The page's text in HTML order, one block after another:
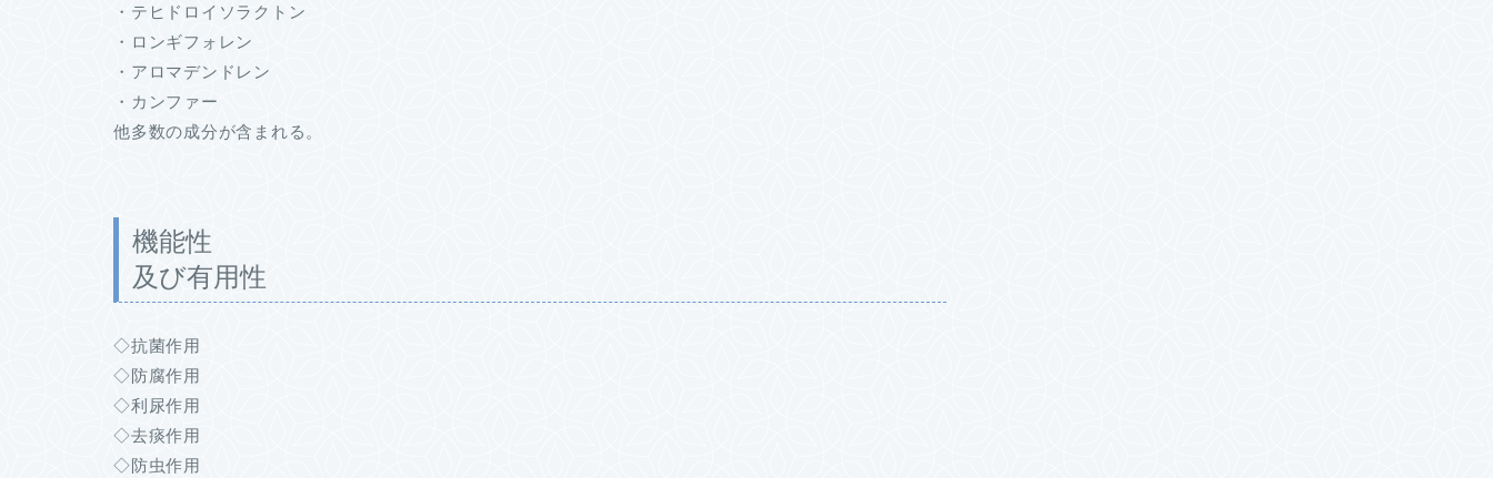
・テヒドロイソラクトン
・ロンギフォレン
・アロマデンドレン
・カンファー
他多数の成分が含まれる。
機能性
及び有用性
◇抗菌作用
◇防腐作用
◇利尿作用
◇去痰作用
◇防虫作用